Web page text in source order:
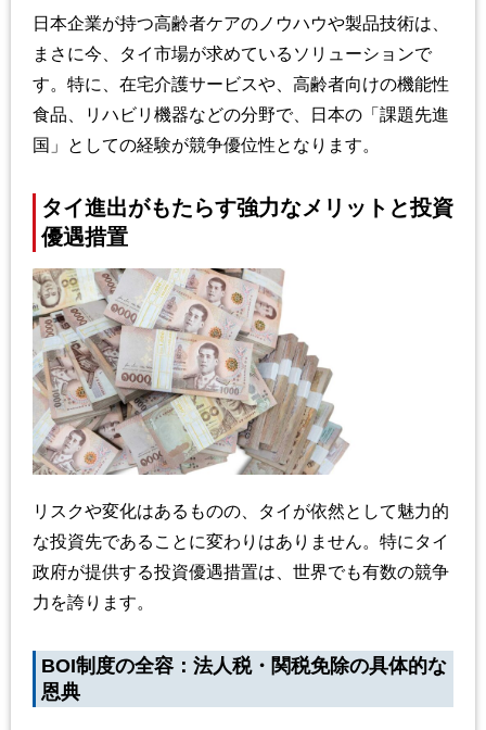
日本企業が持つ高齢者ケアのノウハウや製品技術は、
まさに今、タイ市場が求めているソリューションで
す。特に、在宅介護サービスや、高齢者向けの機能性
食品、リハビリ機器などの分野で、日本の「課題先進
国」としての経験が競争優位性となります。
タイ進出がもたらす強力なメリットと投資
優遇措置
リスクや変化はあるものの、タイが依然として魅力的
な投資先であることに変わりはありません。特にタイ
政府が提供する投資優遇措置は、世界でも有数の競争
力を誇ります。
BOI制度の全容：法人税・関税免除の具体的な
恩典